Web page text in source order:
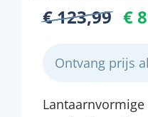
€ 123,99 €
Ontvang prijs